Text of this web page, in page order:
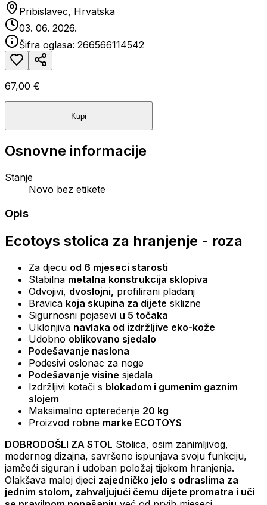
Pribislavec, Hrvatska
03. 06. 2026.
Šifra oglasa: 266566114542
67,00 €
Kupi
Osnovne informacije
Stanje
Novo bez etikete
Opis
Ecotoys stolica za hranjenje - roza
Za djecu od 6 mjeseci starosti
Stabilna metalna konstrukcija sklopiva
Odvojivi, dvoslojni, profilirani pladanj
Bravica koja skupina za dijete sklizne
Sigurnosni pojasevi u 5 točaka
Uklonjiva navlaka od izdržljive eko-kože
Udobno oblikovano sjedalo
Podešavanje naslona
Podesivi oslonac za noge
Podešavanje visine sjedala
Izdržljivi kotači s blokadom i gumenim gaznim
slojem
Maksimalno opterećenje 20 kg
Proizvod robne marke ECOTOYS
DOBRODOŠLI ZA STOL Stolica, osim zanimljivog,
modernog dizajna, savršeno ispunjava svoju funkciju,
jamčeći siguran i udoban položaj tijekom hranjenja.
Olakšava maloj djeci zajedničko jelo s odraslima za
jednim stolom, zahvaljujući čemu dijete promatra i uči